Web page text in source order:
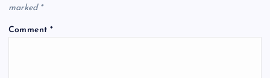
marked *
Comment*